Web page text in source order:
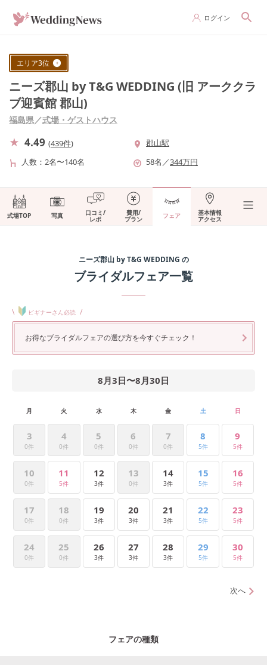
ログイン
エリア3位
ニーズ郡山 by T&G WEDDING (旧 アーククラ
ブ迎賓館 郡山)
福島県／式場・ゲストハウス
4.49 (439件)
郡山駅
人数
2名〜140名 58名 ／344万円
式場TOP 写真 口コミ/
レポ
費用/
プラン フェア 基本情報
アクセス
ニーズ郡山 by T&G WEDDING の
ブライダルフェア一覧
\ ビギナーさん必読 /
お得なブライダルフェアの選び方を今すぐチェック！
8月3日〜8月30日
月 火 水 木 金 土 日
3
0件
4
0件
5
0件
6
0件
7
0件
8
5件
9
5件
10
0件
11
5件
12
3件
13
0件
14
3件
15
5件
16
5件
17
0件
18
0件
19
3件
20
3件
21
3件
22
5件
23
5件
24
0件
25
0件
26
3件
27
3件
28
3件
29
5件
30
5件
次へ
フェアの種類